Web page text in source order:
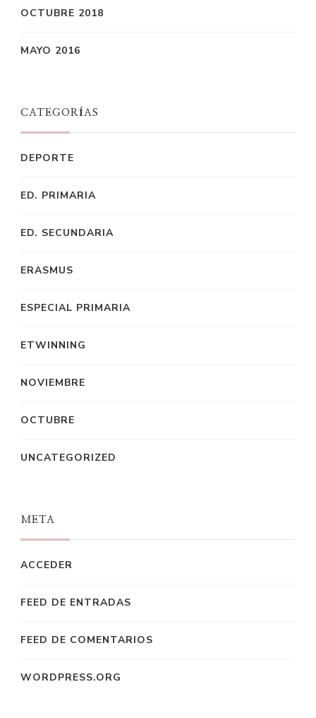
OCTUBRE 2018
MAYO 2016
CATEGORÍAS
DEPORTE
ED. PRIMARIA
ED. SECUNDARIA
ERASMUS
ESPECIAL PRIMARIA
ETWINNING
NOVIEMBRE
OCTUBRE
UNCATEGORIZED
META
ACCEDER
FEED DE ENTRADAS
FEED DE COMENTARIOS
WORDPRESS.ORG